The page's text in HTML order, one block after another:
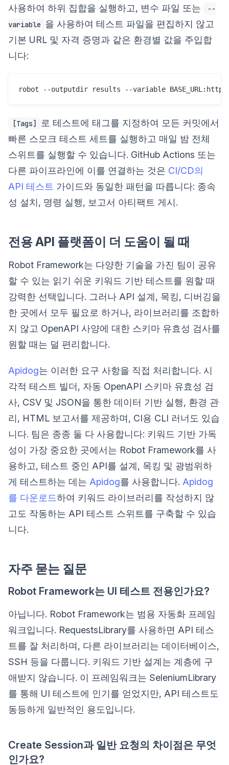
사용하여 하위 집합을 실행하고, 변수 파일 또는
--
variable 을 사용하여 테스트 파일을 편집하지 않고
기본 URL 및 자격 증명과 같은 환경별 값을 주입합
니다:
[Tags]
로 테스트에 태그를 지정하여 모든 커밋에서
빠른 스모크 테스트 세트를 실행하고 매일 밤 전체
스위트를 실행할 수 있습니다. GitHub Actions 또는
다른 파이프라인에 이를 연결하는 것은 CI/CD의
API 테스트 가이드와 동일한 패턴을 따릅니다: 종속
성 설치, 명령 실행, 보고서 아티팩트 게시.
전용 API 플랫폼이 더 도움이 될 때
Robot Framework는 다양한 기술을 가진 팀이 공유
할 수 있는 읽기 쉬운 키워드 기반 테스트를 원할 때
강력한 선택입니다. 그러나 API 설계, 목킹, 디버깅을
한 곳에서 모두 필요로 하거나, 라이브러리를 조합하
지 않고 OpenAPI 사양에 대한 스키마 유효성 검사를
원할 때는 덜 편리합니다.
Apidog는 이러한 요구 사항을 직접 처리합니다. 시
각적 테스트 빌더, 자동 OpenAPI 스키마 유효성 검
사, CSV 및 JSON을 통한 데이터 기반 실행, 환경 관
리, HTML 보고서를 제공하며, CI용 CLI 러너도 있습
니다. 팀은 종종 둘 다 사용합니다: 키워드 기반 가독
성이 가장 중요한 곳에서는 Robot Framework를 사
용하고, 테스트 중인 API를 설계, 목킹 및 광범위하
게 테스트하는 데는 Apidog를 사용합니다. Apidog
를 다운로드하여 키워드 라이브러리를 작성하지 않
고도 작동하는 API 테스트 스위트를 구축할 수 있습
니다.
자주 묻는 질문
Robot Framework는 UI 테스트 전용인가요?
아닙니다. Robot Framework는 범용 자동화 프레임
워크입니다. RequestsLibrary를 사용하면 API 테스
트를 잘 처리하며, 다른 라이브러리는 데이터베이스,
SSH 등을 다룹니다. 키워드 기반 설계는 계층에 구
애받지 않습니다. 이 프레임워크는 SeleniumLibrary
를 통해 UI 테스트에 인기를 얻었지만, API 테스트도
동등하게 일반적인 용도입니다.
Create Session과 일반 요청의 차이점은 무엇
인가요?